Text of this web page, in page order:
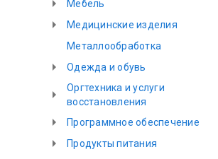
Мебель
Медицинские изделия
Металлообработка
Одежда и обувь
Оргтехника и услуги
восстановления
Программное обеспечение
Продукты питания